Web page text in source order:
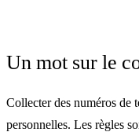
Un mot sur le
Collecter des numéros de
personnelles. Les règles